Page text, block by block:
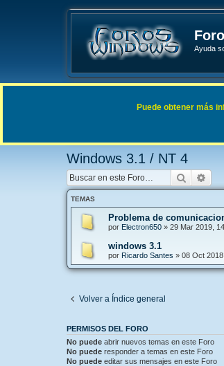
Ayuda
Enlaces rápidos FAQ
Windows 3.1 / NT 4
Buscar
TEMAS
Problema de
por Electron650 » 29 Mar 2019,
windows 3.1
por Ricardo Santes » 08 Oct
Volver a Índice general
PERMISOS DEL FORO
No puede abrir nuevos temas en este Foro
No puede responder a temas en este Foro
No puede editar sus mensajes en este Foro
Puede obtener más